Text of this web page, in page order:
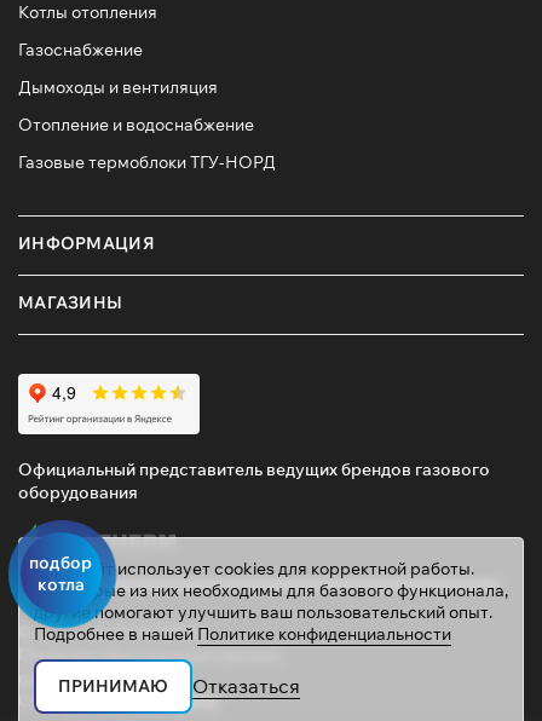
подбор
котла
Котлы отопления
Газоснабжение
Дымоходы и вентиляция
Отопление и водоснабжение
Газовые термоблоки ТГУ-НОРД
ИНФОРМАЦИЯ
МАГАЗИНЫ
Официальный представитель ведущих брендов газового
оборудования
© 2026 ТД «ГАЗОВИК»
Политика персональных данных
gazovik55@inbox.ru
Сайт сделали
Mahogany
Этот сайт использует cookies для корректной работы.
Некоторые из них необходимы для базового функционала,
другие помогают улучшить ваш пользовательский опыт.
Подробнее в нашей Политике конфиденциальности
ПРИНИМАЮ Отказаться